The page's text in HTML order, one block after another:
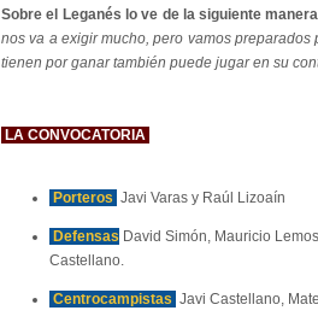
Sobre el Leganés lo ve de la siguiente
nos va a exigir mucho, pero vamos
tienen por ganar también puede jugar en su
LA CONVOCATORIA
Porteros Javi Varas y Raúl Lizoaín
Defensas David Simón, Mauricio
Castellano.
Centrocampistas Javi Castellano,